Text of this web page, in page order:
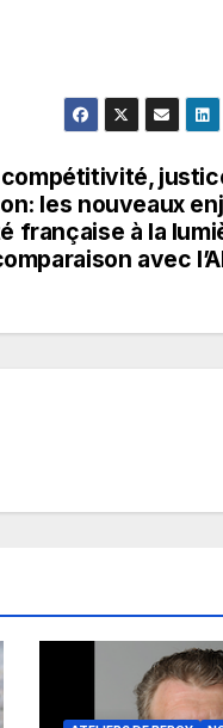
les nouveaux
française à la
avec